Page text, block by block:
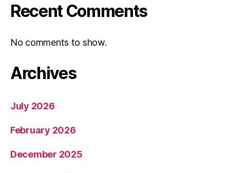
Recent Comments
No comments to show.
Archives
July 2026
February 2026
December 2025